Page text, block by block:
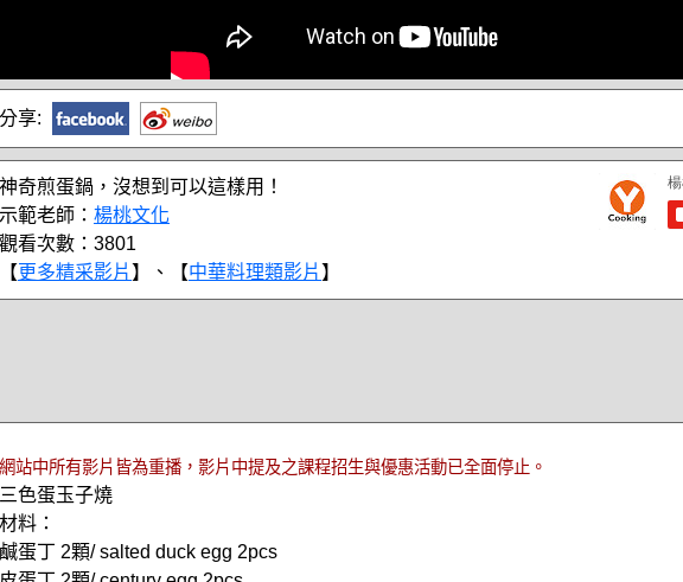
分享:
神奇煎蛋鍋，沒想到可以這樣用！
示範老師： 楊桃文化
觀看次數：3801
【更多精采影片 】、【中華料理類影片 】
網站中所有影片皆為重播，影片中提及之課程招生與優惠活動已全面停止。
三色蛋玉子燒
材料：
鹹蛋丁 2顆/ salted duck egg 2pcs